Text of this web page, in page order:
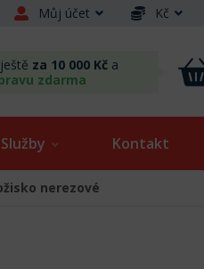
Můj účet Kč
za 10 000 Kč a
zdarma
Služby Kontakt
nerezové